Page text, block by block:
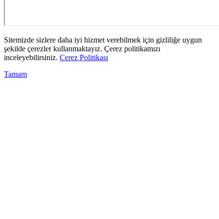
Sitemizde sizlere daha iyi hizmet verebilmek için gizliliğe uygun
şekilde çerezler kullanmaktayız. Çerez politikamızı
inceleyebilirsiniz. Çerez Politikası
Tamam